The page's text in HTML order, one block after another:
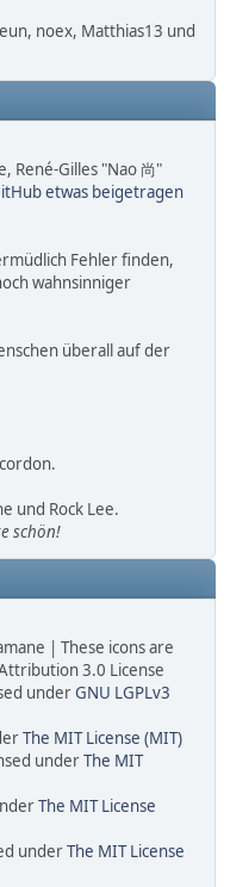
noex, Matthias13 und
René-Gilles "Nao 尚"
etwas beigetragen
Fehler finden,
wahnsinniger
überall auf der
und Rock Lee.
schön!
| These icons are
3.0 License
underGNU LGPLv3
The MIT License (MIT)
underThe MIT
The MIT License
underThe MIT License